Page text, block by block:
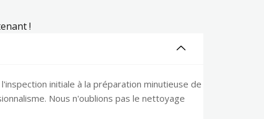
!
initiale à la préparation minutieuse de
Nous n'oublions pas le nettoyage